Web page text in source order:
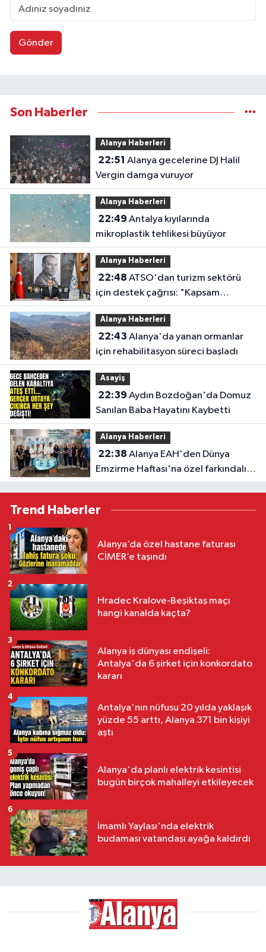
Gönder
Son Haberler
Alanya Haberleri
22:51
Vergin damga vuruyor
Alanya Haberleri
22:49
mikroplastik tehlikesi büyüyor
Alanya Haberleri
22:48
için destek çağrısı: "Kapsam
genişletilmeli"
Alanya Haberleri
22:43
için rehabilitasyon süreci başladı
Asayiş
22:39
Sanılan Baba Hayatını Kaybetti
Alanya Haberleri
22:38
Emzirme Haftası'na özel farkındalık
etkinliği
Trend Haberler
Alanya’da özel hastane faturası
CİMER’e taşındı
1
Hradec Kralove-Beşiktaş maçı
hangi kanalda kaçta?
2
Alanya iş dünyası endişeli:
Antalya'da 6 şirket için konkordato
kararı
3
Antalya'nın nüfusu 20 yılda yaklaşık
yüzde 55 arttı, Alanya 371 bin kişiyi
aştı
4
Alanya'da planlı elektrik kesintisi
bugün birçok mahalleyi etkileyecek
5
İmamlı Yaylası'nda elektrik
budaması vatandaşı ayağa kaldırdı
6